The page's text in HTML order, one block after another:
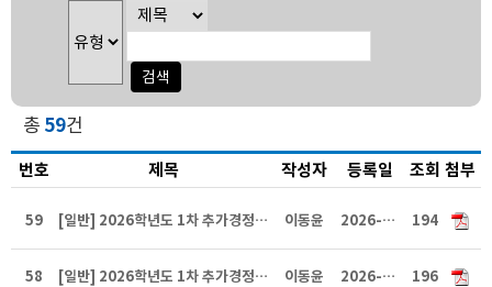
총 59건
번호 제목 작성자 등록일 조회 첨부
59 [일반] 2026학년도 1차 추가경정 예산서(고) 이동윤 2026-05-06 194
58 [일반] 2026학년도 1차 추가경정 예산서(중) 이동윤 2026-05-06 196